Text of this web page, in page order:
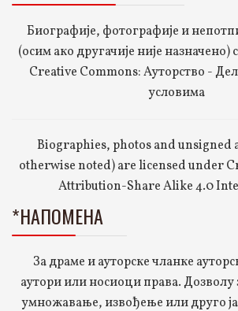
Биографије, фотографије и
(осим ако другачије није
Creative Commons: Ауторство -
условима
Biographies, photos and unsigned
otherwise noted) are licensed under
Attribution-Share Alike 4.0
*НАПОМЕНА
За драме и ауторске чланке
аутори или носиоци права. Дозволу
умножавање, извођење или друго